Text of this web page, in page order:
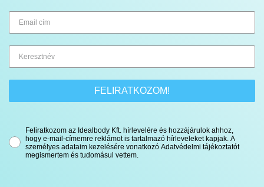
FELIRATKOZOM!
Feliratkozom az Idealbody Kft. hírlevelére és hozzájárulok ahhoz,
hogy e-mail-címemre reklámot is tartalmazó hírleveleket kapjak. A
személyes adataim kezelésére vonatkozó Adatvédelmi tájékoztatót
megismertem és tudomásul vettem.